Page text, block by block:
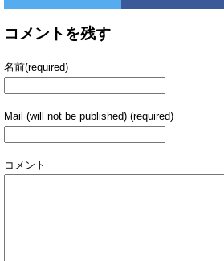
コメントを残す
名前(required)
Mail (will not be published) (required)
コメント